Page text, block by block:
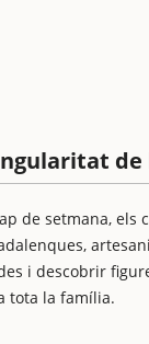
de
de setmana, els
i descobrir
tota la família.